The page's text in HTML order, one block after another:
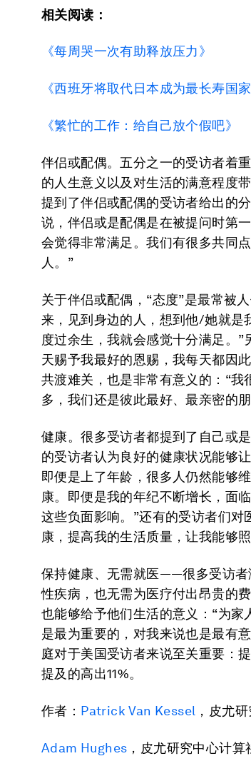
相关阅读：
《每周哭一次有助释放压力》
《西班牙将取代日本成为最长寿国家
《繁忙的工作：给自己放个假吧》
伴侣或配偶。五分之一的受访者着
的人生意义以及对生活的满意程度
提到了伴侣或配偶的受访者给出的
说，伴侣或是配偶是在被提问时第
会觉得非常满足。我们有很多共同
人。”
关于伴侣或配偶，“态度”是最常被
来，见到身边的人，想到他/她就是
度过余生，我就会感觉十分满足。
天赐予我最好的恩赐，我每天都因
共渡难关，也是非常有意义的：“
多，我们还是彼此最好、最亲密的
健康。很多受访者都提到了自己或
的受访者认为良好的健康状况能够
即便是上了年龄，很多人仍然能够
康。即便是我的年纪不断增长，面
这些负面影响。”还有的受访者们
康，提高我的生活质量，让我能够
保持健康、无需就医——很多受访者
性疾病，也无需为医疗付出昂贵的
也能够给予他们生活的意义：“为
是最为重要的，对我来说也是最有
庭对于美国受访者来说至关重要：
提及的高出11%。
作者： Patrick Van Kessel ，皮尤
Adam Hughes ，皮尤研究中心计算